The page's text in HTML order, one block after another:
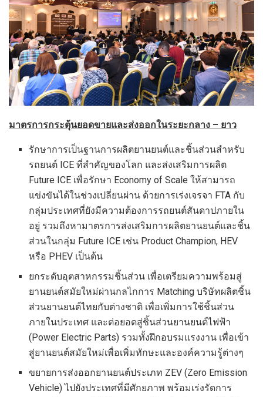
มาตรการกระตุ้นยอดขายและส่งออกในระยะกลาง – ยาว
รักษาการเป็นฐานการผลิตยานยนต์และชิ้นส่วนสำหรับ
รถยนต์ ICE ที่สำคัญของโลก และส่งเสริมการผลิต
Future ICE เพื่อรักษา Economy of Scale ให้สามารถ
แข่งขันได้ในช่วงเปลี่ยนผ่าน ด้วยการเร่งเจรจา FTA กับ
กลุ่มประเทศที่ยังมีความต้องการรถยนต์สันดาปภายใน
อยู่ รวมถึงหามาตรการส่งเสริมการผลิตยานยนต์และชิ้น
ส่วนในกลุ่ม Future ICE เช่น Product Champion, HEV
หรือ PHEV เป็นต้น
ยกระดับอุตสาหกรรมชิ้นส่วน เพื่อเตรียมความพร้อมสู่
ยานยนต์สมัยใหม่ผ่านกลไกการ Matching บริษัทผลิตชิ้น
ส่วนยานยนต์ไทยกับต่างชาติ เพื่อเพิ่มการใช้ชิ้นส่วน
ภายในประเทศ และต่อยอดสู่ชิ้นส่วนยานยนต์ไฟฟ้า
(Power Electric Parts) รวมทั้งฝึกอบรมแรงงาน เพื่อเข้า
สู่ยานยนต์สมัยใหม่เพื่อเพิ่มทักษะและองค์ความรู้ต่างๆ
ขยายการส่งออกยานยนต์ประเภท ZEV (Zero Emission
Vehicle) ไปยังประเทศที่มีศักยภาพ พร้อมเร่งรัดการ